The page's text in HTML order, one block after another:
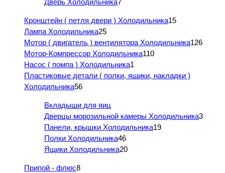
Дверь Холодильника7
Кронштейн ( петля двери ) Холодильника15
Лампа Холодильника25
Мотор ( двигатель ) вентилятора Холодильника126
Мотор-Компрессор Холодильника110
Насос ( помпа ) Холодильника1
Пластиковые детали ( полки, ящики, накладки )
Холодильника56
Вкладыши для яиц
Дверцы морозильной камеры Холодильника3
Панели, крышки Холодильника19
Полки Холодильника46
Ящики Холодильника20
Припой - флюс8